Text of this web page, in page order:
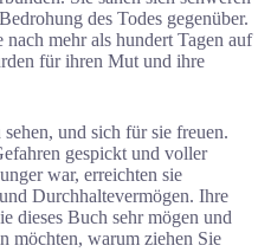
des Todes gegenüber.
mehr als hundert Tagen auf
für ihren Mut und ihre
und sich für sie freuen.
gespickt und voller
war, erreichten sie
Durchhaltevermögen. Ihre
dieses Buch sehr mögen und
möchten, warum ziehen Sie